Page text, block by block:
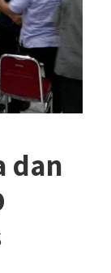
dan